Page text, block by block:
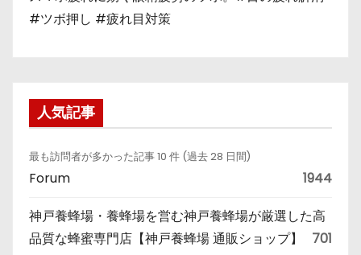
#ツボ押し #疲れ目対策
人気記事
最も訪問者が多かった記事 10 件 (過去 28 日間)
Forum 1944
神戸養蜂場・養蜂場を営む神戸養蜂場が厳選した高
品質な蜂蜜専門店【神戸養蜂場 通販ショップ】
701